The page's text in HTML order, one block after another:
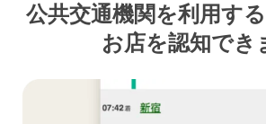
公共交通機関を利用す
お店を認知でき